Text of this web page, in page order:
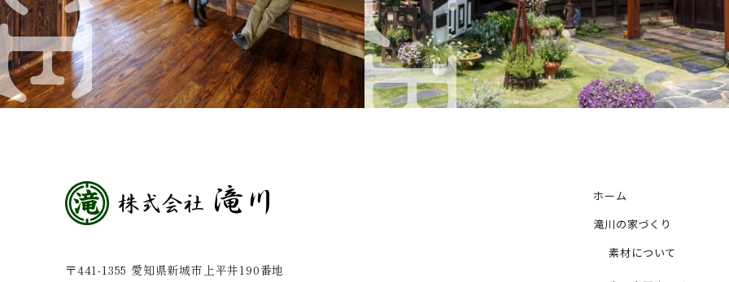
〒441-1355 愛知県新城市上平井190番地
ホーム
滝川の家づくり
素材について